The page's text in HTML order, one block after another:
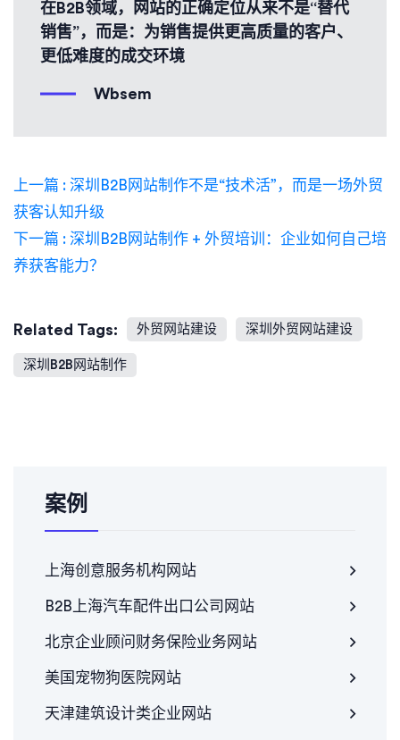
在B2B领域，网站的正确定位从来不是“替代
销售”，而是：为销售提供更高质量的客户、
更低难度的成交环境
Wbsem
上一篇 : 深圳B2B网站制作不是“技术活”，而是一场外贸
获客认知升级
下一篇 : 深圳B2B网站制作 + 外贸培训：企业如何自己培
养获客能力？
Related Tags: 外贸网站建设 深圳外贸网站建设
深圳B2B网站制作
案例
上海创意服务机构网站
B2B上海汽车配件出口公司网站
北京企业顾问财务保险业务网站
美国宠物狗医院网站
天津建筑设计类企业网站